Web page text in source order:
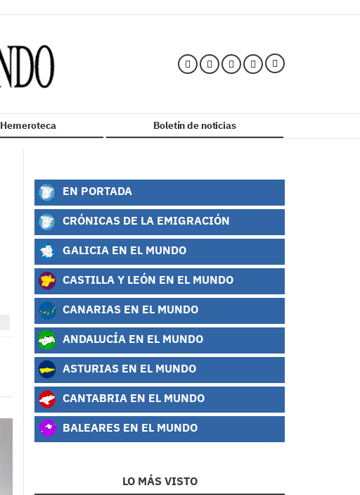
Hemeroteca Boletín de noticias
EN PORTADA
CRÓNICAS DE LA EMIGRACIÓN
GALICIA EN EL MUNDO
CASTILLA Y LEÓN EN EL MUNDO
CANARIAS EN EL MUNDO
ANDALUCÍA EN EL MUNDO
ASTURIAS EN EL MUNDO
CANTABRIA EN EL MUNDO
BALEARES EN EL MUNDO
LO MÁS VISTO